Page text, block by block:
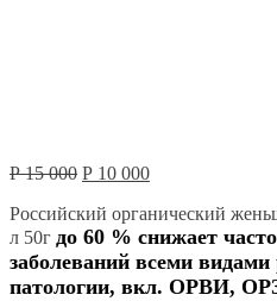
Р 15 000 Первоначальная
составляла
Р
15 000.
Р 10 000Текущая
Р
10 000.
Российский органический
л 50г до 60 % снижает
заболеваний всеми видами
патологии, вкл. ОРВИ,